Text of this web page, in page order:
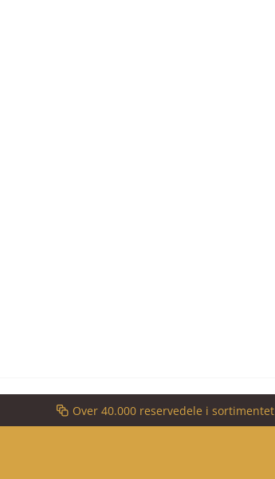
Over 40.000 reservedele i sortimentet